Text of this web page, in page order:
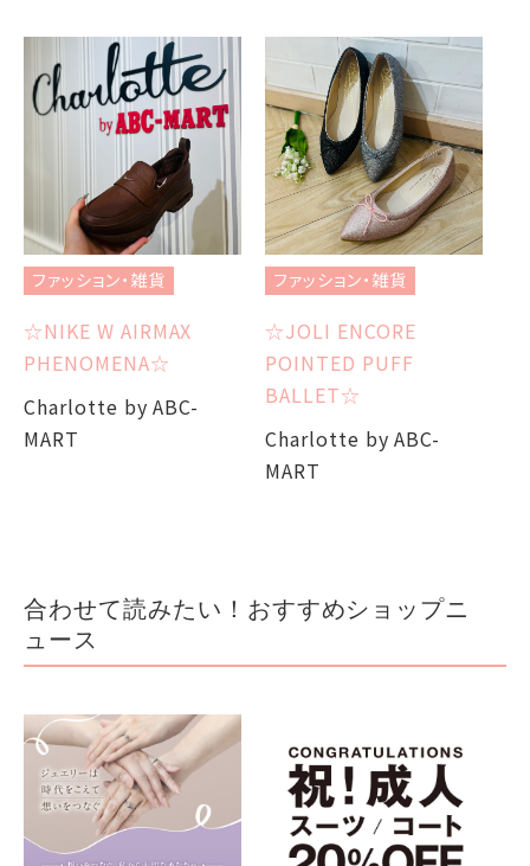
ファッション・雑貨
☆NIKE W AIRMAX
PHENOMENA☆
Charlotte by ABC-
MART
ファッション・雑貨
☆JOLI ENCORE
POINTED PUFF
BALLET☆
Charlotte by ABC-
MART
合わせて読みたい！おすすめショップニ
ュース